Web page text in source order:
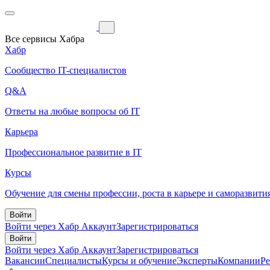
Все сервисы Хабра
Хабр
Сообщество IT-специалистов
Q&A
Ответы на любые вопросы об IT
Карьера
Профессиональное развитие в IT
Курсы
Обучение для смены профессии, роста в карьере и
Войти
Войти через Хабр АккаунтЗарегистрироваться
Войти
Войти через Хабр АккаунтЗарегистрироваться
ВакансииСпециалистыКурсы и обучениеЭкспертыКомпании